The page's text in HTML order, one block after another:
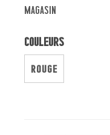
magasin
Couleurs
ROUGE